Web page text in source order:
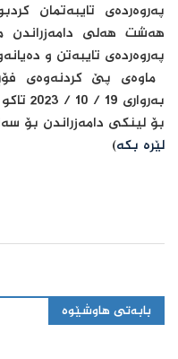
په‌روه‌رده‌ى تایبه‌تمان
هه‌شت هه‌لى دامه‌زراندن
په‌روه‌رده‌ى تایبه‌تن و
به‌روارى 19 / 10 / 2023 تاکو 21 / 10 / 2023
بۆ لینکى دامه‌زراندن بۆ
لێره‌ بکه‌)
بابەتی هاوشێوە